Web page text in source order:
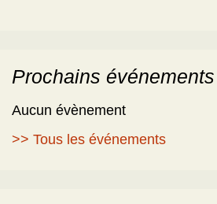
Prochains événements
Aucun évènement
>> Tous les événements